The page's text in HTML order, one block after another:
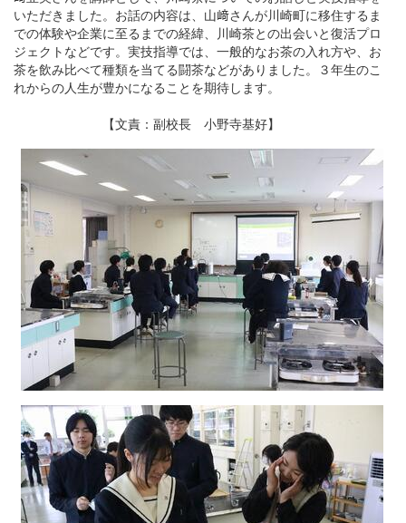
いただきました。お話の内容は、山﨑さんが川崎町に移住するま
での体験や企業に至るまでの経緯、川崎茶との出会いと復活プロ
ジェクトなどです。実技指導では、一般的なお茶の入れ方や、お
茶を飲み比べて種類を当てる闘茶などがありました。３年生のこ
れからの人生が豊かになることを期待します。
【文責：副校長 小野寺基好】